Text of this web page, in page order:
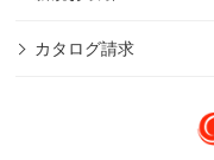
カタログ請求